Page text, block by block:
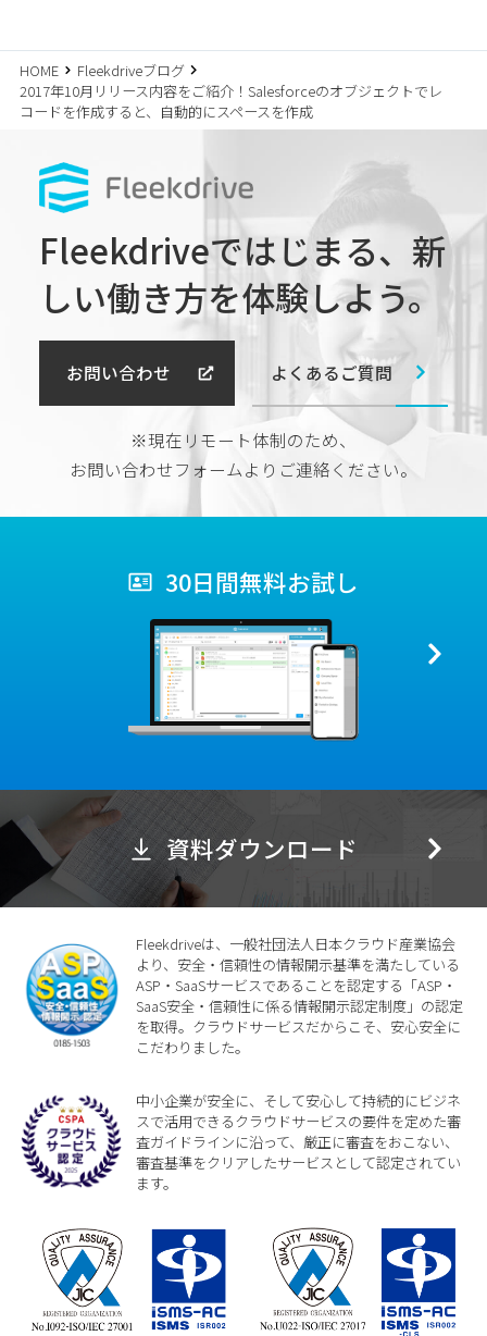
HOME
Fleekdriveブログ
2017年10月リリース内容をご紹介！Salesforceのオブジェクトでレ
コードを作成すると、自動的にスペースを作成
Fleekdriveではじまる、 新
しい働き方を体験しよう。
お問い合わせ よくあるご質問
※現在リモート体制のため、
お問い合わせフォームよりご連絡ください。
30日間無料お試し
資料ダウンロード
Fleekdriveは、一般社団法人日本クラウド産業協会
より、安全・信頼性の情報開示基準を満たしている
ASP・SaaSサービスであることを認定する「ASP・
SaaS安全・信頼性に係る情報開示認定制度」の認定
を取得。クラウドサービスだからこそ、安心安全に
こだわりました。
中小企業が安全に、そして安心して持続的にビジネ
スで活用できるクラウドサービスの要件を定めた審
査ガイドラインに沿って、厳正に審査をおこない、
審査基準をクリアしたサービスとして認定されてい
ます。